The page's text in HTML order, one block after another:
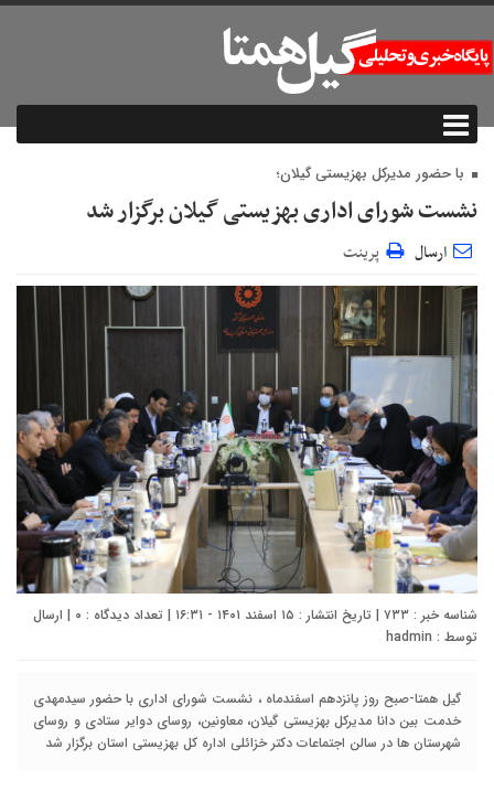
با حضور مدیرکل بهزیستی گیلان؛
نشست شورای اداری بهزیستی گیلان برگزار شد
ارسال پرینت
شناسه خبر : ۷۳۳ | تاریخ انتشار : ۱۵ اسفند ۱۴۰۱ - ۱۶:۳۱ | تعداد دیدگاه : ۰ | ارسال
توسط : hadmin
گیل همتا-صبح روز پانزدهم اسفندماه ، نشست شورای اداری با حضور سیدمهدی
خدمت بین دانا مدیرکل بهزیستی گیلان، معاونین، روسای دوایر ستادی و روسای
شهرستان ها در سالن اجتماعات دکتر خزائلی اداره کل بهزیستی استان برگزار شد